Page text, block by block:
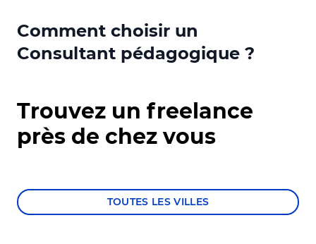
Comment choisir un
Consultant pédagogique ?
Trouvez un freelance
près de chez vous
TOUTES LES VILLES